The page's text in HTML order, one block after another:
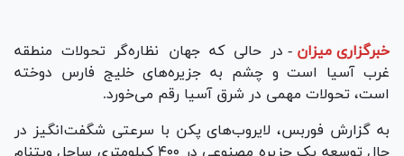
خبرگزاری میزان - در حالی که جهان نظاره‌گر تحولات منطقه
غرب آسیا است و چشم به جزیره‌های خلیج فارس دوخته
است، تحولات مهمی در شرق آسیا رقم می‌خورد.
به گزارش فوربس، لایروب‌های پکن با سرعتی شگفت‌انگیز در